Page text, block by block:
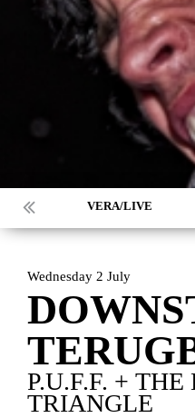
VERA/LIVE
Wednesday 2 July
P.U.F.F. + THE
TRIANGLE